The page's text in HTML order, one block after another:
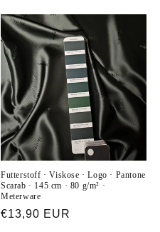
Futterstoff · Viskose · Logo · Pantone
Scarab · 145 cm · 80 g/m² ·
Meterware
Normaler
€13,90 EUR